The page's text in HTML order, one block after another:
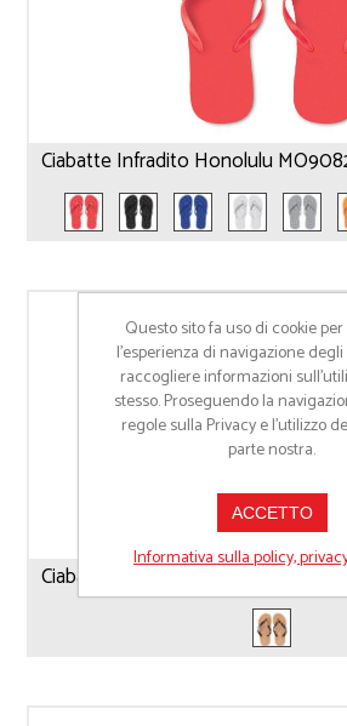
Ciabatte Infradito Honolulu
Ciabatte Infradito Bombai MO6402
Questo sito fa uso di cookie
l’esperienza di navigazione
raccogliere informazioni
stesso. Proseguendo la
regole sulla Privacy e l'utilizzo
parte nostra.
ACCETTO
Informativa sulla policy,